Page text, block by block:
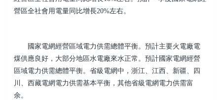
營區全社會用電量同比增長20%左右。
國家電網經營區域電力供需總體平衡。預計主要火電廠電
煤供應良好，大部分地區水電廠來水正常。預計國家電網經營
區域電力供需總體平衡。省級電網中，浙江、江西、新疆、四
川、西藏電網電力供需基本平衡，其他省級電網電力供需富
余。